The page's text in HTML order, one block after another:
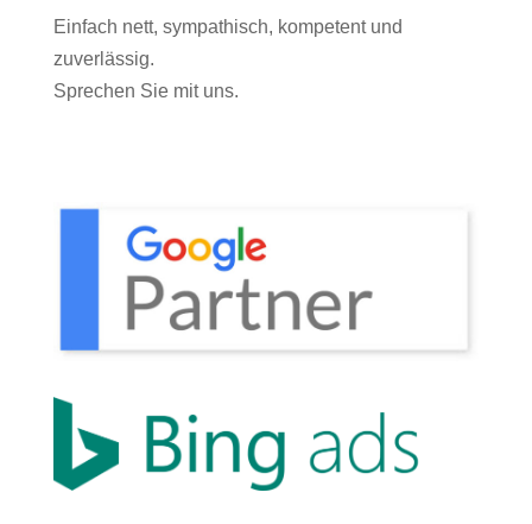
Einfach nett, sympathisch, kompetent und
zuverlässig.
Sprechen Sie mit uns.